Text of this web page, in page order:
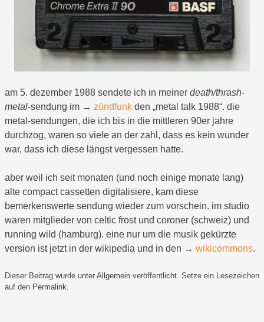
am 5. dezember 1988 sendete ich in meiner death/thrash-
metal-sendung im → zündfunk den „metal talk 1988“. die
metal-sendungen, die ich bis in die mittleren 90er jahre
durchzog, waren so viele an der zahl, dass es kein wunder
war, dass ich diese längst vergessen hatte.
aber weil ich seit monaten (und noch einige monate lang)
alte compact cassetten digitalisiere, kam diese
bemerkenswerte sendung wieder zum vorschein. im studio
waren mitglieder von celtic frost und coroner (schweiz) und
running wild (hamburg). eine nur um die musik gekürzte
version ist jetzt in der wikipedia und in den → wikicommons.
Dieser Beitrag wurde unter Allgemein veröffentlicht. Setze ein Lesezeichen
auf den Permalink.